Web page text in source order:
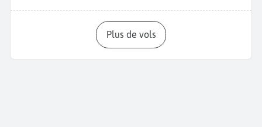
Plus de vols